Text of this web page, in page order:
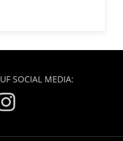
SOCIAL MEDIA: